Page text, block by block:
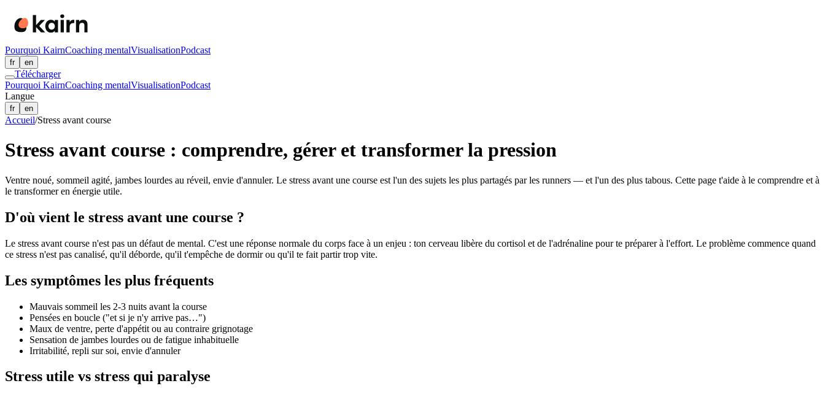
Pourquoi KairnCoaching mentalVisualisationPodcast
fr en
Télécharger
Pourquoi KairnCoaching mentalVisualisationPodcast
Langue
fr en
Accueil/Stress avant course
Stress avant course : comprendre, gérer et transformer la pression
Ventre noué, sommeil agité, jambes lourdes au réveil, envie d'annuler. Le stress avant une course est l'un des sujets les plus partagés par les runners — et l'un des plus tabous. Cette page t'aide à le comprendre et à
le transformer en énergie utile.
D'où vient le stress avant une course ?
Le stress avant course n'est pas un défaut de mental. C'est une réponse normale du corps face à un enjeu : ton cerveau libère du cortisol et de l'adrénaline pour te préparer à l'effort. Le problème commence quand
ce stress n'est pas canalisé, qu'il déborde, qu'il t'empêche de dormir ou qu'il te fait partir trop vite.
Les symptômes les plus fréquents
Mauvais sommeil les 2-3 nuits avant la course
Pensées en boucle ("et si je n'y arrive pas…")
Maux de ventre, perte d'appétit ou au contraire grignotage
Sensation de jambes lourdes ou de fatigue inhabituelle
Irritabilité, repli sur soi, envie d'annuler
Stress utile vs stress qui paralyse